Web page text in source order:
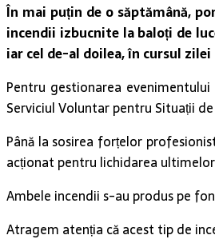
În mai puțin de o săptămână,
incendii izbucnite la baloți de
iar cel de-al doilea, în cursul
Pentru gestionarea
Serviciul Voluntar pentru Situații
Până la sosirea forțelor
acționat pentru lichidarea
Ambele incendii s-au produs pe
Atragem atenția că acest tip de